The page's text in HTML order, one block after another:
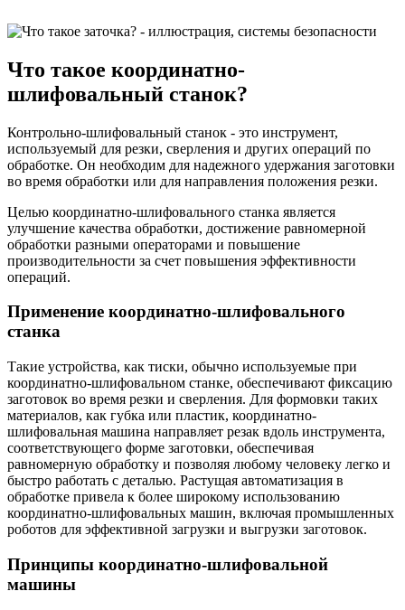
Что такое координатно-
шлифовальный станок?
Контрольно-шлифовальный станок - это инструмент,
используемый для резки, сверления и других операций по
обработке. Он необходим для надежного удержания заготовки
во время обработки или для направления положения резки.
Целью координатно-шлифовального станка является
улучшение качества обработки, достижение равномерной
обработки разными операторами и повышение
производительности за счет повышения эффективности
операций.
Применение координатно-шлифовального
станка
Такие устройства, как тиски, обычно используемые при
координатно-шлифовальном станке, обеспечивают фиксацию
заготовок во время резки и сверления. Для формовки таких
материалов, как губка или пластик, координатно-
шлифовальная машина направляет резак вдоль инструмента,
соответствующего форме заготовки, обеспечивая
равномерную обработку и позволяя любому человеку легко и
быстро работать с деталью. Растущая автоматизация в
обработке привела к более широкому использованию
координатно-шлифовальных машин, включая промышленных
роботов для эффективной загрузки и выгрузки заготовок.
Принципы координатно-шлифовальной
машины